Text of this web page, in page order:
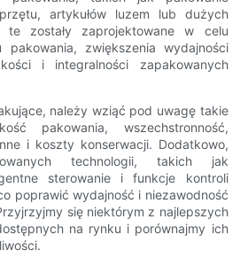
artykułów luzem lub dużych
te zostały zaprojektowane w celu
pakowania, zwiększenia wydajności
i integralności zapakowanych
należy wziąć pod uwagę takie
pakowania, wszechstronność,
i koszty konserwacji. Dodatkowo,
technologii, takich jak
sterowanie i funkcje kontroli
poprawić wydajność i niezawodność
się niektórym z najlepszych
na rynku i porównajmy ich